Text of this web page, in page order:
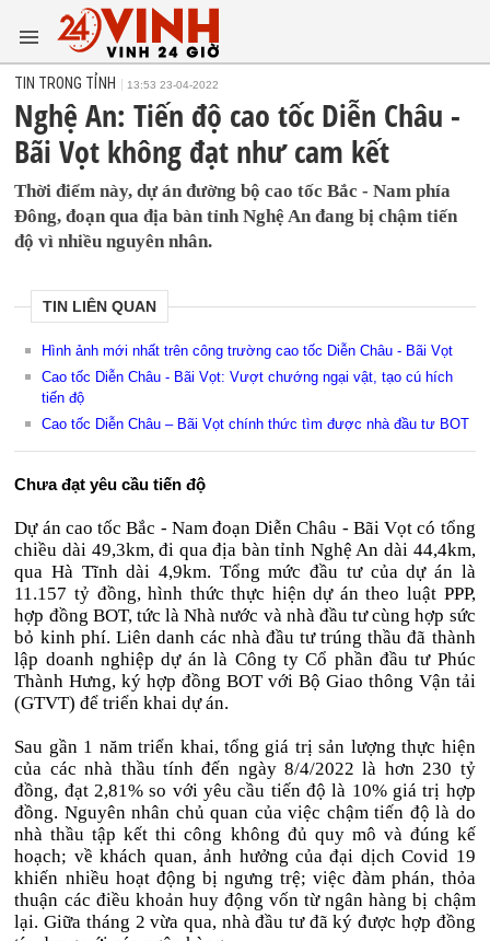
TIN TRONG TỈNH 13:53 23-04-2022
Nghệ An: Tiến độ cao tốc Diễn Châu -
Bãi Vọt không đạt như cam kết
Thời điểm này, dự án đường bộ cao tốc Bắc - Nam phía
Đông, đoạn qua địa bàn tỉnh Nghệ An đang bị chậm tiến
độ vì nhiều nguyên nhân.
TIN LIÊN QUAN
Hình ảnh mới nhất trên công trường cao tốc Diễn Châu - Bãi Vọt
Cao tốc Diễn Châu - Bãi Vọt: Vượt chướng ngại vật, tạo cú hích
tiến độ
Cao tốc Diễn Châu – Bãi Vọt chính thức tìm được nhà đầu tư BOT
Chưa đạt yêu cầu tiến độ
Dự án cao tốc Bắc - Nam đoạn Diễn Châu - Bãi Vọt có tổng
chiều dài 49,3km, đi qua địa bàn tỉnh Nghệ An dài 44,4km,
qua Hà Tĩnh dài 4,9km. Tổng mức đầu tư của dự án là
11.157 tỷ đồng, hình thức thực hiện dự án theo luật PPP,
hợp đồng BOT, tức là Nhà nước và nhà đầu tư cùng hợp sức
bỏ kinh phí. Liên danh các nhà đầu tư trúng thầu đã thành
lập doanh nghiệp dự án là Công ty Cổ phần đầu tư Phúc
Thành Hưng, ký hợp đồng BOT với Bộ Giao thông Vận tải
(GTVT) để triển khai dự án.
Sau gần 1 năm triển khai, tổng giá trị sản lượng thực hiện
của các nhà thầu tính đến ngày 8/4/2022 là hơn 230 tỷ
đồng, đạt 2,81% so với yêu cầu tiến độ là 10% giá trị hợp
đồng. Nguyên nhân chủ quan của việc chậm tiến độ là do
nhà thầu tập kết thi công không đủ quy mô và đúng kế
hoạch; về khách quan, ảnh hưởng của đại dịch Covid 19
khiến nhiều hoạt động bị ngưng trệ; việc đàm phán, thỏa
thuận các điều khoản huy động vốn từ ngân hàng bị chậm
lại. Giữa tháng 2 vừa qua, nhà đầu tư đã ký được hợp đồng